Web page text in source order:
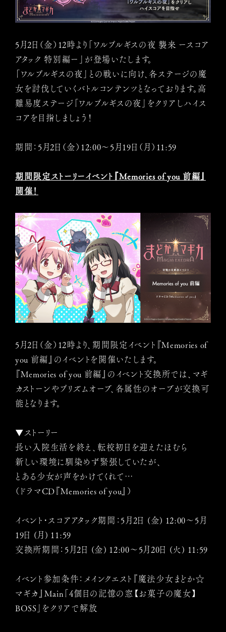
5月2日（金）12時より「ワルプルギスの夜 襲来 ースコア
アタック 特別編ー」が登場いたします。
「ワルプルギスの夜」との戦いに向け、各ステージの魔
女を討伐していくバトルコンテンツとなっております。高
難易度ステージ「ワルプルギスの夜」をクリアしハイス
コアを目指しましょう！
期間：5月2日（金）12:00〜5月19日（月）11:59
期間限定ストーリーイベント『Memories of you 前編』
開催！
5月2日（金）12時より、期間限定イベント『Memories of
you 前編』のイベントを開催いたします。
『Memories of you 前編』のイベント交換所では、マギ
カストーンやプリズムオーブ、各属性のオーブが交換可
能となります。
▼ストーリー
長い入院生活を終え、転校初日を迎えたほむら
新しい環境に馴染めず緊張していたが、
とある少女が声をかけてくれて…
（ドラマCD『Memories of you』）
イベント・スコアアタック期間：5月2日 (金) 12:00～5月
19日 (月) 11:59
交換所期間：5月2日 (金) 12:00～5月20日 (火) 11:59
イベント参加条件：メインクエスト『魔法少女まどか☆
マギカ』Main「4個目の記憶の窓【お菓子の魔女】
BOSS」をクリアで解放